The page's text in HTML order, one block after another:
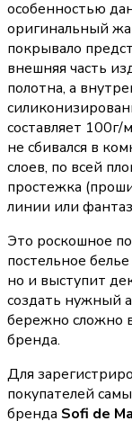
особенностью
оригинальный
покрывало
внешняя часть
полотна, а
составляет
не сбивался в
слоев, по всей
простежка
линии или
Это роскошное
постельное
но и выступит
создать нужный
бережно сложно
бренда.
Для
покупателей
бренда Sofi de